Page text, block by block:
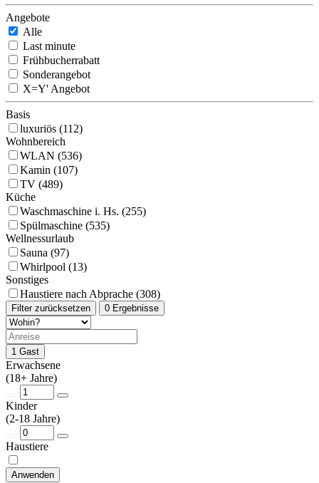
Angebote
Alle
Last minute
Frühbucherrabatt
Sonderangebot
X=Y' Angebot
Basis
luxuriös (112)
Wohnbereich
WLAN (536)
Kamin (107)
TV (489)
Küche
Waschmaschine i. Hs. (255)
Spülmaschine (535)
Wellnessurlaub
Sauna (97)
Whirlpool (13)
Sonstiges
Haustiere nach Abprache (308)
Filter zurücksetzen 0 Ergebnisse
1 Gast
Erwachsene
(18+ Jahre)
Kinder
(2-18 Jahre)
Haustiere
Anwenden